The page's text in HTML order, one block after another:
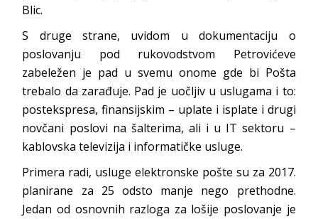
Blic.
S druge strane, uvidom u dokumentaciju o
poslovanju pod rukovodstvom Petrovićeve
zabeležen je pad u svemu onome gde bi Pošta
trebalo da zarađuje. Pad je uočljiv u uslugama i to:
postekspresa, finansijskim – uplate i isplate i drugi
novčani poslovi na šalterima, ali i u IT sektoru –
kablovska televizija i informatičke usluge.
Primera radi, usluge elektronske pošte su za 2017.
planirane za 25 odsto manje nego prethodne.
Jedan od osnovnih razloga za lošije poslovanje je